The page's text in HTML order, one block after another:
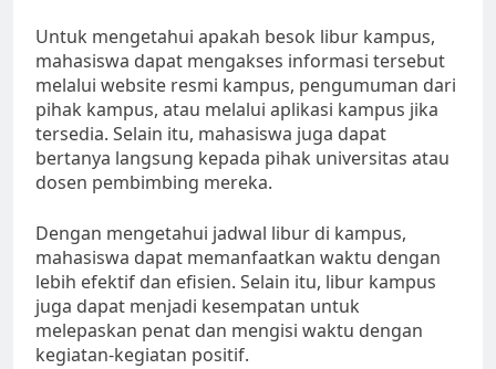
Untuk mengetahui apakah besok libur kampus,
mahasiswa dapat mengakses informasi tersebut
melalui website resmi kampus, pengumuman dari
pihak kampus, atau melalui aplikasi kampus jika
tersedia. Selain itu, mahasiswa juga dapat
bertanya langsung kepada pihak universitas atau
dosen pembimbing mereka.
Dengan mengetahui jadwal libur di kampus,
mahasiswa dapat memanfaatkan waktu dengan
lebih efektif dan efisien. Selain itu, libur kampus
juga dapat menjadi kesempatan untuk
melepaskan penat dan mengisi waktu dengan
kegiatan-kegiatan positif.